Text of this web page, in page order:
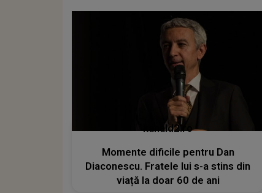
kanald2.ro
Momente dificile pentru Dan
Diaconescu. Fratele lui s-a stins din
viață la doar 60 de ani